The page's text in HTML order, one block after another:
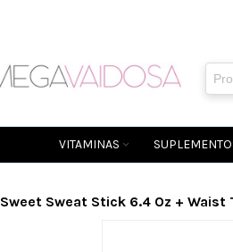
VITAMINAS
Sweet Sweat Stick 6.4 Oz +